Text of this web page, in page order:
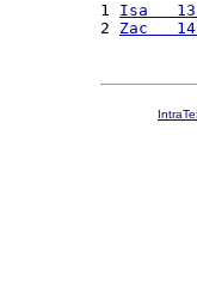
1 Isa
2 Zac